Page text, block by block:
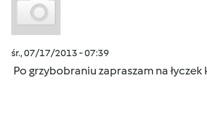
śr., 07/17/2013 - 07:39
Po grzybobraniu zapraszam na łyczek